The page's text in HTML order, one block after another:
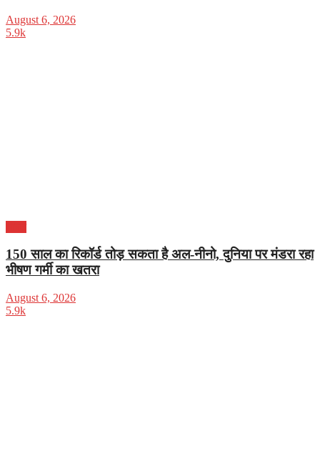
August 6, 2026
5.9k
150 साल का रिकॉर्ड तोड़ सकता है अल-नीनो, दुनिया पर मंडरा रहा
भीषण गर्मी का खतरा
August 6, 2026
5.9k